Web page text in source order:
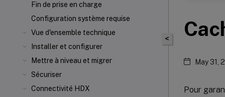
Fin de prise en charge
Configuration système requise
Vue d'ensemble technique
Installer et configurer
Mettre à niveau et migrer
Sécuriser
Connectivité HDX
<
May 31,
Pour